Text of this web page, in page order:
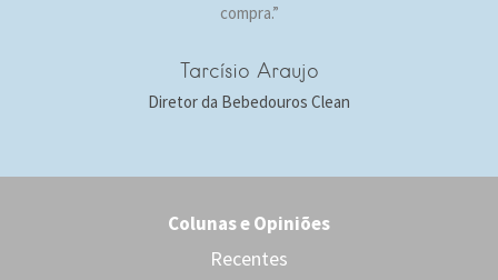
compra.”
Tarcísio Araujo
Diretor da Bebedouros Clean
Colunas e Opiniões
Recentes